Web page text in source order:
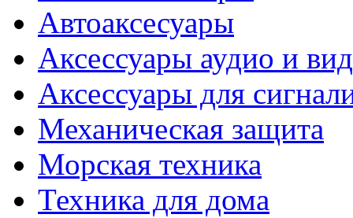
Автоаксесуары
Аксессуары аудио и
Аксессуары для
Механическая защита
Морская техника
Техника для дома